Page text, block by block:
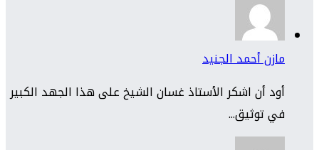
مازن أحمد الجنيد
أود أن اشكر الأستاذ غسان الشيخ على هذا الجهد الكبير
في توثيق...